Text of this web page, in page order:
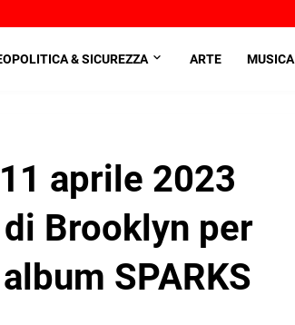
& SICUREZZA ARTE MUSICA
aprile 2023
Brooklyn per
SPARKS